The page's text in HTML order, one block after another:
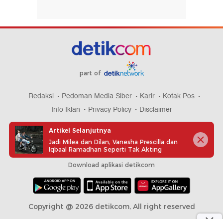
part of
Redaksi Pedoman Media Siber Karir
Kotak Pos
Info Iklan
Privacy Policy Disclaimer
Download aplikasi detikcom
Copyright @ 2026 detikcom, All right reserved
Artikel Selanjutnya
Jadi Milea dan Dilan, Vanesha Prescilla dan
Iqbaal Ramadhan Seperti Tak Akting